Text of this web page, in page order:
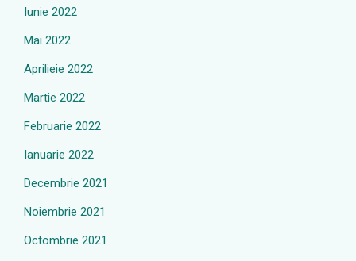
Iunie 2022
Mai 2022
Aprilieie 2022
Martie 2022
Februarie 2022
Ianuarie 2022
Decembrie 2021
Noiembrie 2021
Octombrie 2021